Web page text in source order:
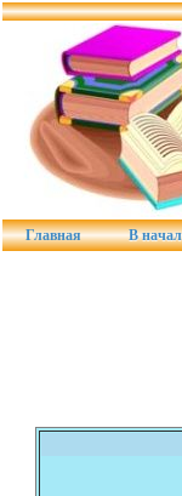
Главная В